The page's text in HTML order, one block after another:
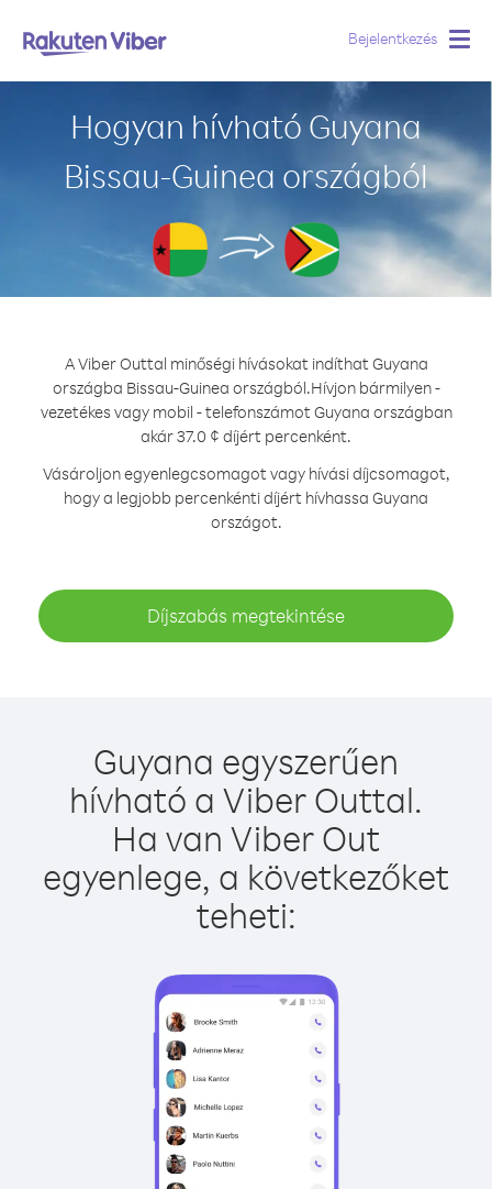
Bejelentkezés
Hogyan hívható Guyana
Bissau-Guinea országból
A Viber Outtal minőségi hívásokat indíthat Guyana
országba Bissau-Guinea országból.Hívjon bármilyen -
vezetékes vagy mobil - telefonszámot Guyana országban
akár 37.0 ¢ díjért percenként.
Vásároljon egyenlegcsomagot vagy hívási díjcsomagot,
hogy a legjobb percenkénti díjért hívhassa Guyana
országot.
Díjszabás megtekintése
Guyana egyszerűen
hívható a Viber Outtal.
Ha van Viber Out
egyenlege, a következőket
teheti: